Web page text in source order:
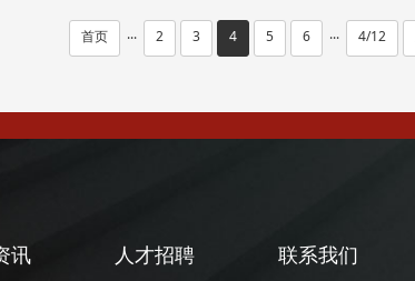
首页 ··· 2 3 4 5 6 ··· 4/12
讯 人才招聘 联系我们